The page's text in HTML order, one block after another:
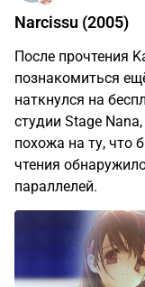
1
27
Виктор Павлов
Narcissu (2005)
После прочтения